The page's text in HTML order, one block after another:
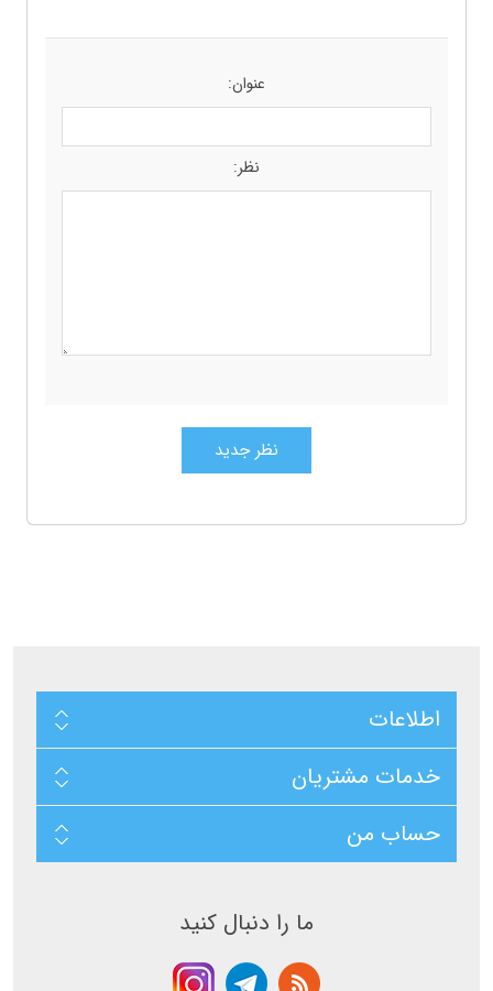
عنوان:
نظر:
اطلاعات
خدمات مشتریان
حساب من
ما را دنبال کنید